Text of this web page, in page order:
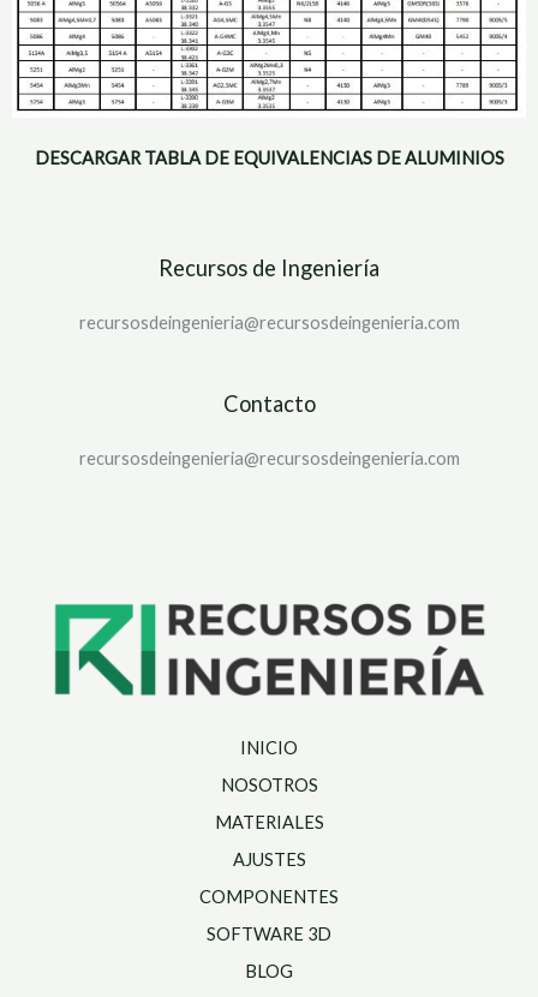
DESCARGAR TABLA DE EQUIVALENCIAS DE ALUMINIOS
Recursos de Ingeniería
recursosdeingenieria@recursosdeingenieria.com
Contacto
recursosdeingenieria@recursosdeingenieria.com
INICIO
NOSOTROS
MATERIALES
AJUSTES
COMPONENTES
SOFTWARE 3D
BLOG